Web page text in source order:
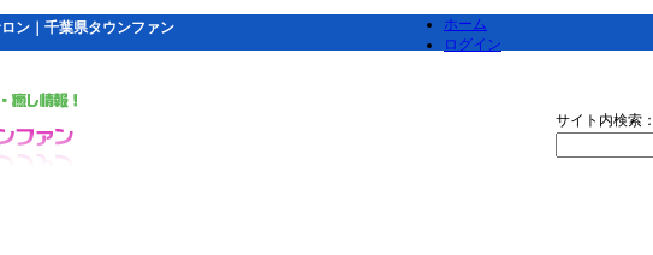
ン｜千葉県タウンファン
ホーム
ログイン
サイト内検索